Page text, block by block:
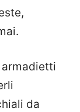
da